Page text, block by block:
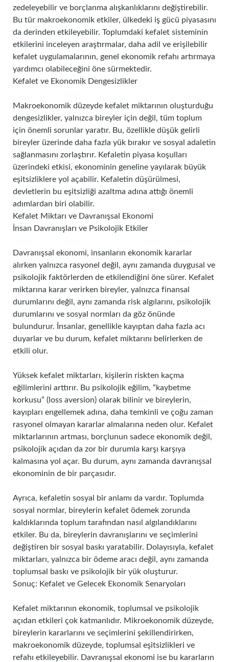
zedeleyebilir ve borçlanma alışkanlıklarını değiştirebilir.
Bu tür makroekonomik etkiler, ülkedeki iş gücü piyasasını
da derinden etkileyebilir. Toplumdaki kefalet sisteminin
etkilerini inceleyen araştırmalar, daha adil ve erişilebilir
kefalet uygulamalarının, genel ekonomik refahı artırmaya
yardımcı olabileceğini öne sürmektedir.
Kefalet ve Ekonomik Dengesizlikler
Makroekonomik düzeyde kefalet miktarının oluşturduğu
dengesizlikler, yalnızca bireyler için değil, tüm toplum
için önemli sorunlar yaratır. Bu, özellikle düşük gelirli
bireyler üzerinde daha fazla yük bırakır ve sosyal adaletin
sağlanmasını zorlaştırır. Kefaletin piyasa koşulları
üzerindeki etkisi, ekonominin geneline yayılarak büyük
eşitsizliklere yol açabilir. Kefaletin düşürülmesi,
devletlerin bu eşitsizliği azaltma adına attığı önemli
adımlardan biri olabilir.
Kefalet Miktarı ve Davranışsal Ekonomi
İnsan Davranışları ve Psikolojik Etkiler
Davranışsal ekonomi, insanların ekonomik kararlar
alırken yalnızca rasyonel değil, aynı zamanda duygusal ve
psikolojik faktörlerden de etkilendiğini öne sürer. Kefalet
miktarına karar verirken bireyler, yalnızca finansal
durumlarını değil, aynı zamanda risk algılarını, psikolojik
durumlarını ve sosyal normları da göz önünde
bulundurur. İnsanlar, genellikle kayıptan daha fazla acı
duyarlar ve bu durum, kefalet miktarını belirlerken de
etkili olur.
Yüksek kefalet miktarları, kişilerin riskten kaçma
eğilimlerini arttırır. Bu psikolojik eğilim, “kaybetme
korkusu” (loss aversion) olarak bilinir ve bireylerin,
kayıpları engellemek adına, daha temkinli ve çoğu zaman
rasyonel olmayan kararlar almalarına neden olur. Kefalet
miktarlarının artması, borçlunun sadece ekonomik değil,
psikolojik açıdan da zor bir durumla karşı karşıya
kalmasına yol açar. Bu durum, aynı zamanda davranışsal
ekonominin de bir parçasıdır.
Ayrıca, kefaletin sosyal bir anlamı da vardır. Toplumda
sosyal normlar, bireylerin kefalet ödemek zorunda
kaldıklarında toplum tarafından nasıl algılandıklarını
etkiler. Bu da, bireylerin davranışlarını ve seçimlerini
değiştiren bir sosyal baskı yaratabilir. Dolayısıyla, kefalet
miktarları, yalnızca bir ödeme aracı değil, aynı zamanda
toplumsal baskı ve psikolojik bir yük oluşturur.
Sonuç: Kefalet ve Gelecek Ekonomik Senaryoları
Kefalet miktarının ekonomik, toplumsal ve psikolojik
açıdan etkileri çok katmanlıdır. Mikroekonomik düzeyde,
bireylerin kararlarını ve seçimlerini şekillendirirken,
makroekonomik düzeyde, toplumsal eşitsizlikleri ve
refahı etkileyebilir. Davranışsal ekonomi ise bu kararların